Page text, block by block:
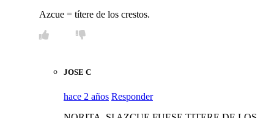
Azcue = títere de los crestos.
JOSE C
hace 2 años Responder